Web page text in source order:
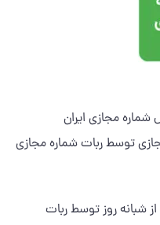
شماره مجازی ایران
توسط ربات شماره مجازی
شبانه روز توسط ربات